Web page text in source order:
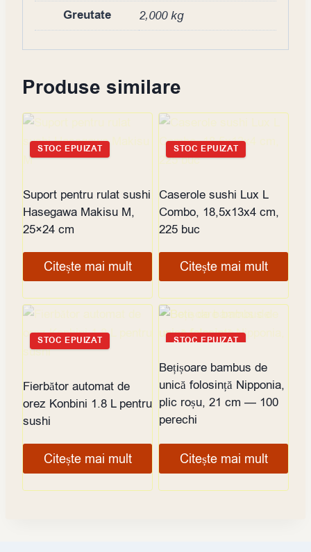
Greutate 2,000 kg
Produse similare
STOC EPUIZAT
Suport pentru rulat sushi
Hasegawa Makisu M,
25×24 cm
Citește mai mult
STOC EPUIZAT
Caserole sushi Lux L
Combo, 18,5x13x4 cm,
225 buc
Citește mai mult
STOC EPUIZAT
Fierbător automat de
orez Konbini 1.8 L pentru
sushi
Citește mai mult
STOC EPUIZAT
Bețișoare bambus de
unică folosință Nipponia,
plic roșu, 21 cm — 100
perechi
Citește mai mult